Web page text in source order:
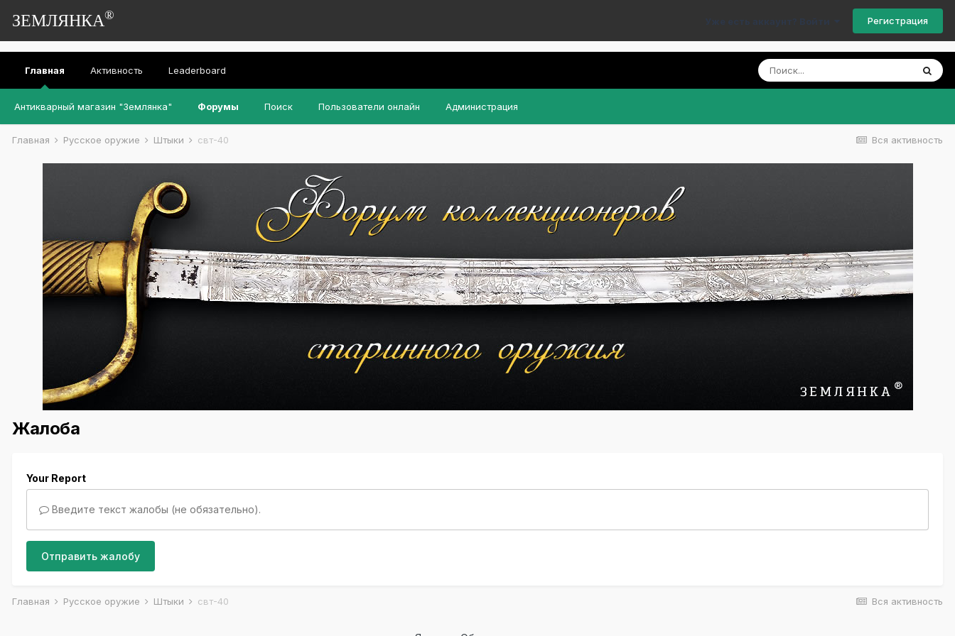
ЗЕМЛЯНКА® Уже есть аккаунт? Войти Регистрация
Главная
Антикварный магазин "Землянка" Форумы Поиск Пользователи онлайн Администрация
Активность Leaderboard
Вся активность
Главная Русское оружие Штыки свт-40
Жалоба
Your Report
Введите текст жалобы (не обязательно).
Отправить жалобу
Вся активность
Главная Русское оружие Штыки свт-40